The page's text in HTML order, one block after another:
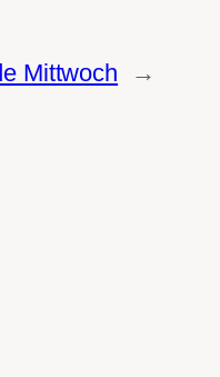
Mittwoch →